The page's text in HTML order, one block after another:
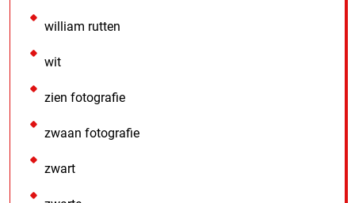
william rutten
wit
zien fotografie
zwaan fotografie
zwart